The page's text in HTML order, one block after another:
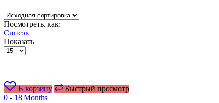
Посмотреть, как:
Список
Показать
Товаров
В корзину
Быстрый просмотр
0 - 18 Months